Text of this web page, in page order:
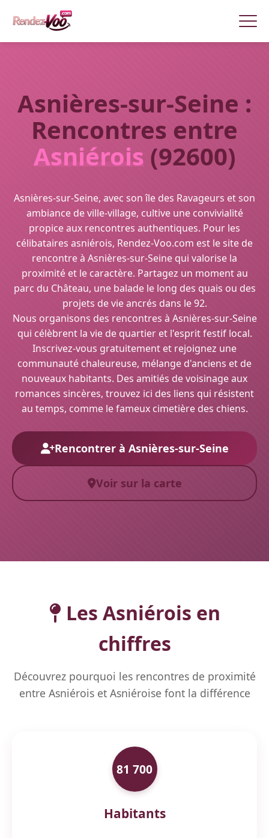
Asnières-sur-Seine :
Rencontres entre
Asniérois (92600)
Asnières-sur-Seine, avec son île des Ravageurs et son
ambiance de ville-village, cultive une convivialité
propice aux rencontres authentiques. Pour les
célibataires asniérois, Rendez-Voo.com est le site de
rencontre à Asnières-sur-Seine qui valorise la
proximité et le caractère. Partagez un moment au
parc du Château, une balade le long des quais ou des
projets de vie ancrés dans le 92.
Nous organisons des rencontres à Asnières-sur-Seine
qui célèbrent la vie de quartier et l'esprit festif local.
Inscrivez-vous gratuitement et rejoignez une
communauté chaleureuse, mélange d'anciens et de
nouveaux habitants. Des amitiés de voisinage aux
romances sincères, trouvez ici des liens qui résistent
au temps, comme le fameux cimetière des chiens.
Rencontrer à Asnières-sur-Seine
Voir sur la carte
Les Asniérois en
chiffres
Découvrez pourquoi les rencontres de proximité
entre Asniérois et Asniéroise font la différence
81 700
Habitants